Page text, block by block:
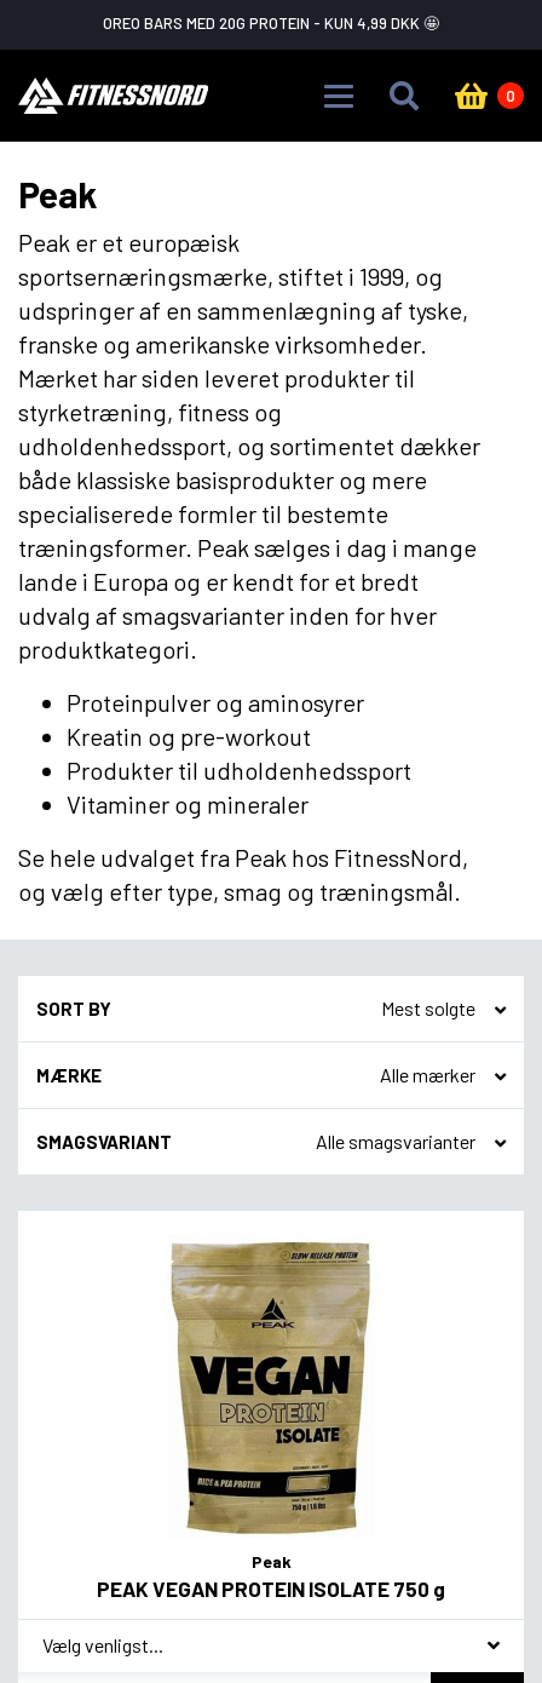
Skip to main contentFLASH SALE ADVARSEL!GÅ IKKE GLIP AF DET
0
Peak
Peak er et europæisk
sportsernæringsmærke, stiftet i 1999, og
udspringer af en sammenlægning af tyske,
franske og amerikanske virksomheder.
Mærket har siden leveret produkter til
styrketræning, fitness og
udholdenhedssport, og sortimentet dækker
både klassiske basisprodukter og mere
specialiserede formler til bestemte
træningsformer. Peak sælges i dag i mange
lande i Europa og er kendt for et bredt
udvalg af smagsvarianter inden for hver
produktkategori.
Proteinpulver og aminosyrer
Kreatin og pre-workout
Produkter til udholdenhedssport
Vitaminer og mineraler
Se hele udvalget fra Peak hos FitnessNord,
og vælg efter type, smag og træningsmål.
SORT BY
MÆRKE
SMAGSVARIANT
Peak
PEAK VEGAN PROTEIN ISOLATE 750 g
* Smagsvariant